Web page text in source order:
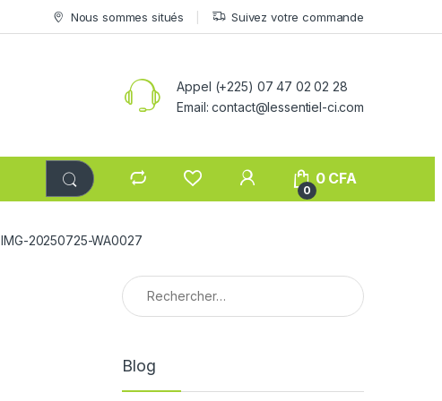
Nous sommes situés Suivez votre commande
Appel (+225) 07 47 02 02 28
Email: contact@lessentiel-ci.com
0
0 CFA
IMG-20250725-WA0027
Rechercher :
Blog